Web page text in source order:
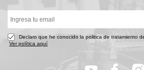
Declaro que he conocido la politica de tratamiento
Ver política aquí